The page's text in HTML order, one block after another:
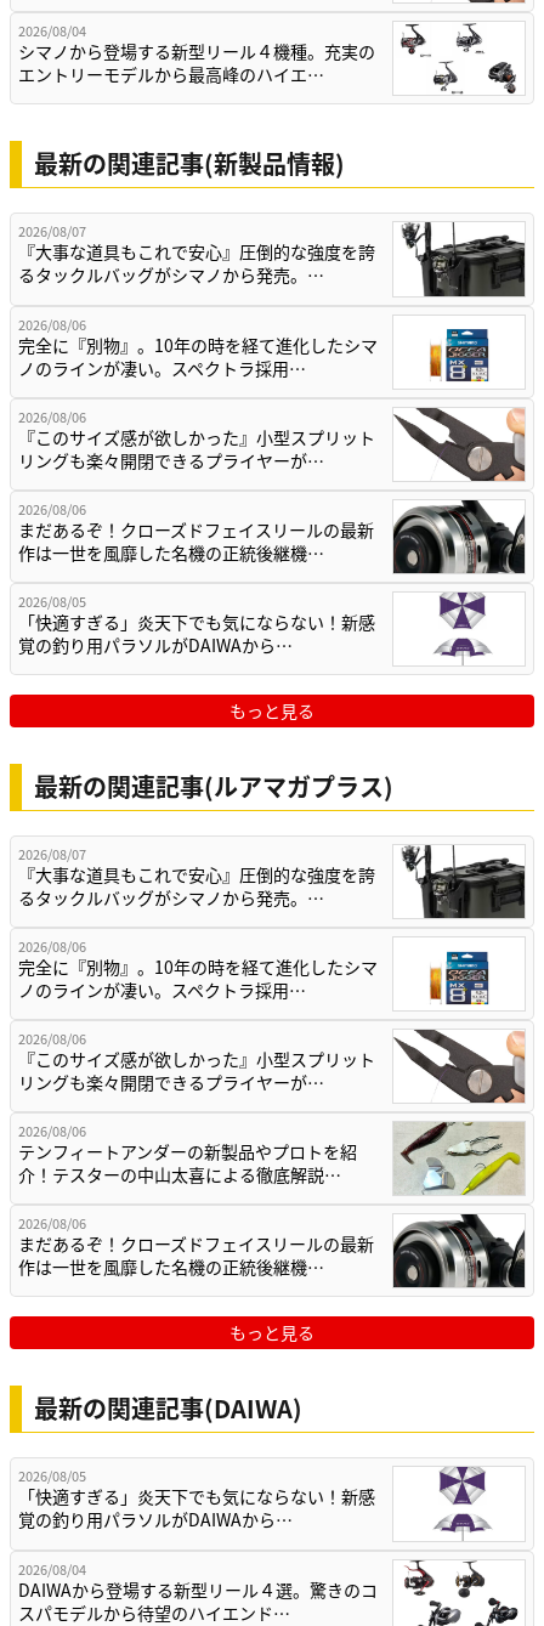
2026/08/04
シマノから登場する新型リール４機種。充実の
エントリーモデルから最高峰のハイエ…
最新の関連記事(新製品情報)
2026/08/07
『大事な道具もこれで安心』圧倒的な強度を誇
るタックルバッグがシマノから発売。…
2026/08/06
完全に『別物』。10年の時を経て進化したシマ
ノのラインが凄い。スペクトラ採用…
2026/08/06
『このサイズ感が欲しかった』小型スプリット
リングも楽々開閉できるプライヤーが…
2026/08/06
まだあるぞ！クローズドフェイスリールの最新
作は一世を風靡した名機の正統後継機…
2026/08/05
「快適すぎる」炎天下でも気にならない！新感
覚の釣り用パラソルがDAIWAから…
もっと見る
最新の関連記事(ルアマガプラス)
2026/08/07
『大事な道具もこれで安心』圧倒的な強度を誇
るタックルバッグがシマノから発売。…
2026/08/06
完全に『別物』。10年の時を経て進化したシマ
ノのラインが凄い。スペクトラ採用…
2026/08/06
『このサイズ感が欲しかった』小型スプリット
リングも楽々開閉できるプライヤーが…
2026/08/06
テンフィートアンダーの新製品やプロトを紹
介！テスターの中山太喜による徹底解説…
2026/08/06
まだあるぞ！クローズドフェイスリールの最新
作は一世を風靡した名機の正統後継機…
もっと見る
最新の関連記事(DAIWA)
2026/08/05
「快適すぎる」炎天下でも気にならない！新感
覚の釣り用パラソルがDAIWAから…
2026/08/04
DAIWAから登場する新型リール４選。驚きのコ
スパモデルから待望のハイエンド…